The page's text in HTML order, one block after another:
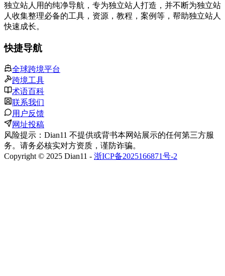
独立站人用的纯净导航，专为独立站人打造，并不断为独立站
人收集整理必备的工具，资源，教程，案例等，帮助独立站人
快速成长。
快捷导航
全球跨境平台
跨境工具
术语百科
联系我们
用户反馈
网址投稿
风险提示：Dian11 不提供或背书本网站展示的任何第三方服
务。请务必核实对方资质，谨防诈骗。
Copyright © 2025 Dian11 - 浙ICP备2025166871号-2